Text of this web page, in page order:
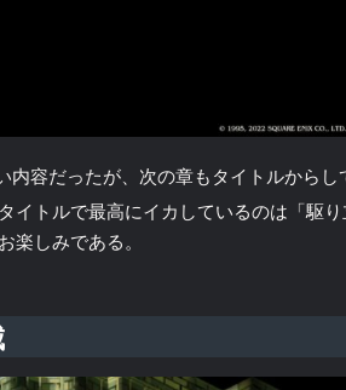
容だったが、次の章もタイトルからし
イトルで最高にイカしているのは「駆
楽しみである。